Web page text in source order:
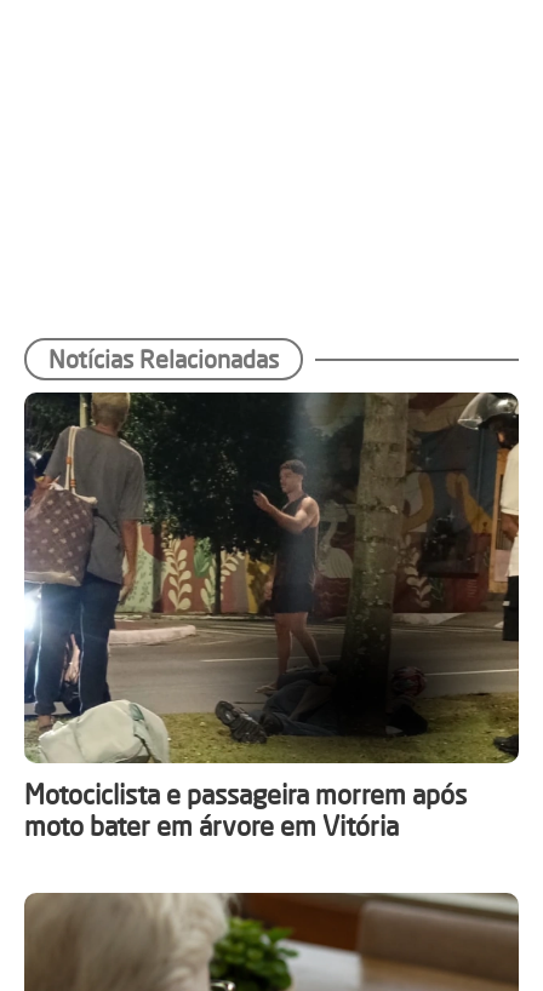
Notícias Relacionadas
Motociclista e passageira morrem após
moto bater em árvore em Vitória